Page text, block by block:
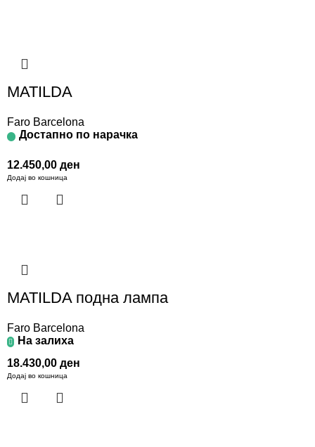
MATILDA
Faro Barcelona
Достапно по нарачка
12.450,00 ден
Додај во кошница
MATILDA подна лампа
Faro Barcelona
На залиха
18.430,00 ден
Додај во кошница